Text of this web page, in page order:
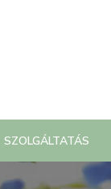
SZOLGÁLTATÁS